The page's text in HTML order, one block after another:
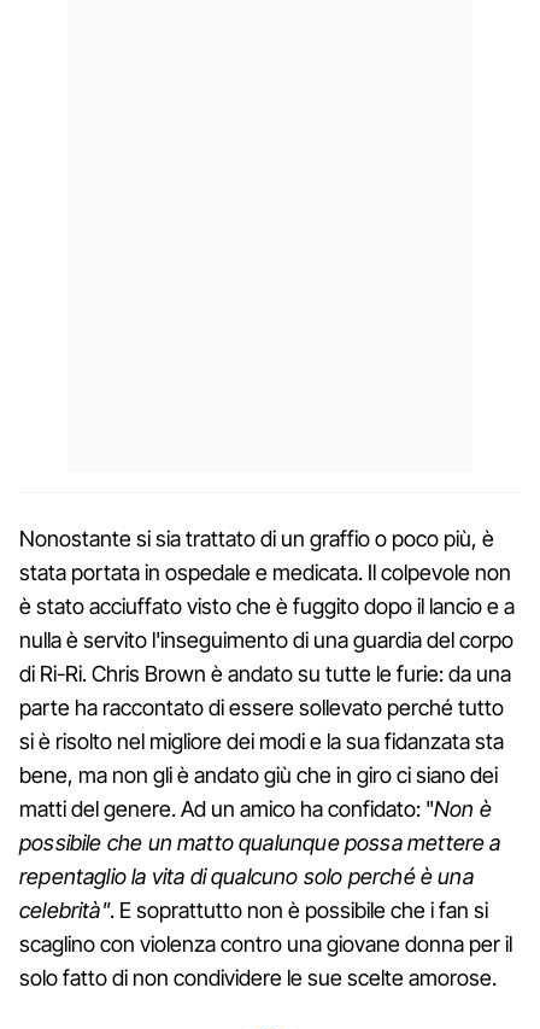
Nonostante si sia trattato di un graffio o poco più, è
stata portata in ospedale e medicata. Il colpevole non
è stato acciuffato visto che è fuggito dopo il lancio e a
nulla è servito l'inseguimento di una guardia del corpo
di Ri-Ri. Chris Brown è andato su tutte le furie: da una
parte ha raccontato di essere sollevato perché tutto
si è risolto nel migliore dei modi e la sua fidanzata sta
bene, ma non gli è andato giù che in giro ci siano dei
matti del genere. Ad un amico ha confidato: "Non è
possibile che un matto qualunque possa mettere a
repentaglio la vita di qualcuno solo perché è una
celebrità". E soprattutto non è possibile che i fan si
scaglino con violenza contro una giovane donna per il
solo fatto di non condividere le sue scelte amorose.